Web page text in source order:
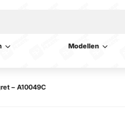
Modellen
– A10049C